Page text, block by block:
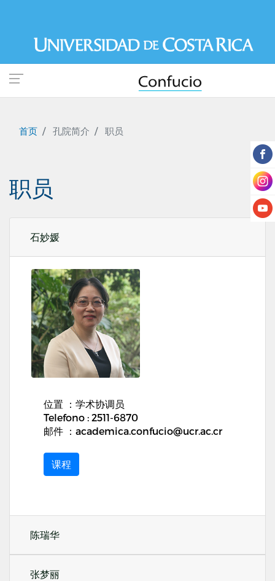
到
内
容
首页 孔院简介 职员
职员
石妙媛
位置 ：学术协调员
Telefono : 2511-6870
邮件 ：academica.confucio@ucr.ac.cr
课程
陈瑞华
张梦丽